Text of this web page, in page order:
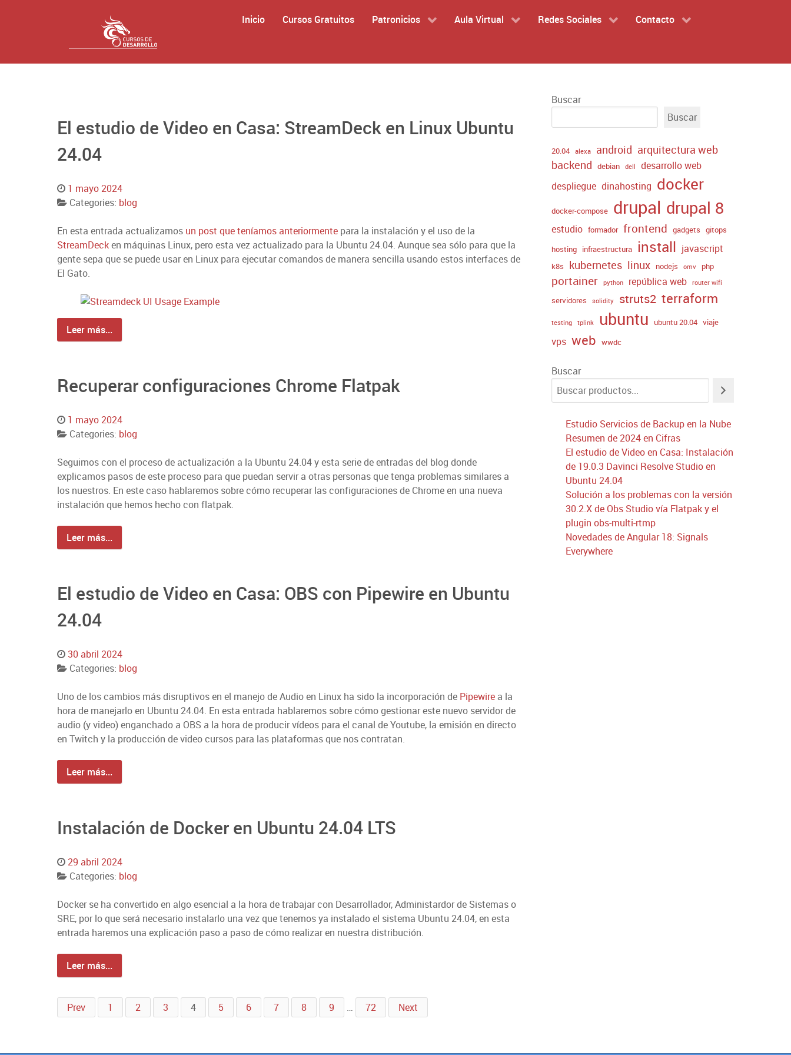
Inicio Cursos Gratuitos Patronicios Aula Virtual Redes Sociales Contacto
El estudio de Video en Casa: StreamDeck en Linux Ubuntu
24.04
1 mayo 2024
Categories: blog
En esta entrada actualizamos un post que teníamos anteriormente para la instalación y el uso de la
StreamDecken máquinas Linux, pero esta vez actualizado para la Ubuntu 24.04. Aunque sea sólo para que la
gente sepa que se puede usar en Linux para ejecutar comandos de manera sencilla usando estos interfaces de
El Gato.
Leer más...
Recuperar configuraciones Chrome Flatpak
1 mayo 2024
Categories: blog
Seguimos con el proceso de actualización a la Ubuntu 24.04 y esta serie de entradas del blog donde
explicamos pasos de este proceso para que puedan servir a otras personas que tenga problemas similares a
los nuestros. En este caso hablaremos sobre cómo recuperar las configuraciones de Chrome en una nueva
instalación que hemos hecho con flatpak.
Leer más...
El estudio de Video en Casa: OBS con Pipewire en Ubuntu
24.04
30 abril 2024
Categories: blog
Uno de los cambios más disruptivos en el manejo de Audio en Linux ha sido la incorporación de Pipewire a la
hora de manejarlo en Ubuntu 24.04. En esta entrada hablaremos sobre cómo gestionar este nuevo servidor de
audio (y video) enganchado a OBS a la hora de producir vídeos para el canal de Youtube, la emisión en directo
en Twitch y la producción de video cursos para las plataformas que nos contratan.
Leer más...
Instalación de Docker en Ubuntu 24.04 LTS
29 abril 2024
Categories: blog
Docker se ha convertido en algo esencial a la hora de trabajar con Desarrollador, Administardor de Sistemas o
SRE, por lo que será necesario instalarlo una vez que tenemos ya instalado el sistema Ubuntu 24.04, en esta
entrada haremos una explicación paso a paso de cómo realizar en nuestra distribución.
Leer más...
Prev 1 2 3 4 5 6 7 8 9 … 72 Next
Buscar
Buscar
20.04 alexa android arquitectura web
backend debian dell
desarrollo web
despliegue dinahosting docker
docker-compose drupal drupal 8
estudio formador frontend gadgets gitops
hosting infraestructura install javascript
k8s kubernetes linux nodejs omv php
portainer python república web router wifi
servidores solidity struts2 terraform
testing tplink ubuntu ubuntu 20.04 viaje
vps web wwdc
Buscar
Estudio Servicios de Backup en la Nube
Resumen de 2024 en Cifras
El estudio de Video en Casa: Instalación
de 19.0.3 Davinci Resolve Studio en
Ubuntu 24.04
Solución a los problemas con la versión
30.2.X de Obs Studio vía Flatpak y el
plugin obs-multi-rtmp
Novedades de Angular 18: Signals
Everywhere